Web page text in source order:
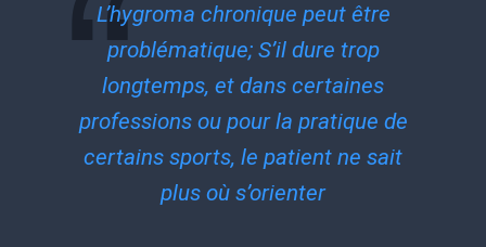
L’hygroma chronique peut être
problématique; S’il dure trop
longtemps, et dans certaines
professions ou pour la pratique de
certains sports, le patient ne sait
plus où s’orienter